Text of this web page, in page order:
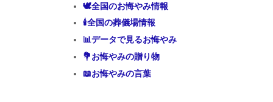
🕊️全国のお悔やみ情報
🕯️全国の葬儀場情報
📊データで見るお悔やみ
💐お悔やみの贈り物
📖お悔やみの言葉